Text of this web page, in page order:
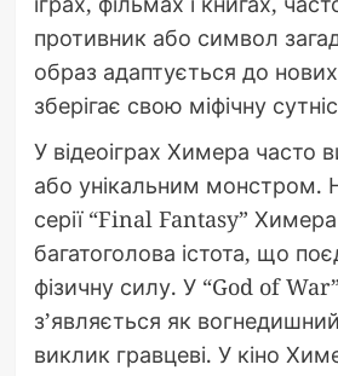
противник або символ
образ адаптується до
зберігає свою міфічну
У відеоіграх Химера часто
або унікальним монстром.
серії “Final Fantasy”
багатоголова істота, що
фізичну силу. У “God of
з’являється як
виклик гравцеві. У кіно